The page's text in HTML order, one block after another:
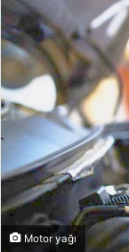
Motor yağı